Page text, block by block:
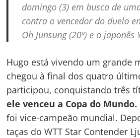
domingo (3) em busca de
contra o vencedor do duelo
Oh Junsung (20º) e o japonês
Hugo está vivendo um grande
chegou à final dos quatro
participou, conquistando três
ele venceu a Copa do Mundo.
foi vice-campeão mundial.
taças do WTT Star Contender